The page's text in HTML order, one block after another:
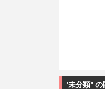
"未分類" の